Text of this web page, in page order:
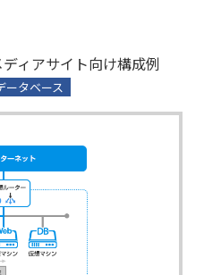
ィアサイト向け構成例
ータベース